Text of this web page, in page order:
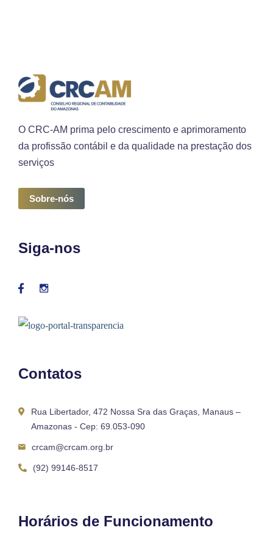
O CRC-AM prima pelo crescimento e aprimoramento
da profissão contábil e da qualidade na prestação dos
serviços
Sobre-nós
Siga-nos
Contatos
Rua Libertador, 472 Nossa Sra das Graças, Manaus –
Amazonas - Cep: 69.053-090
crcam@crcam.org.br
(92) 99146-8517
Horários de Funcionamento